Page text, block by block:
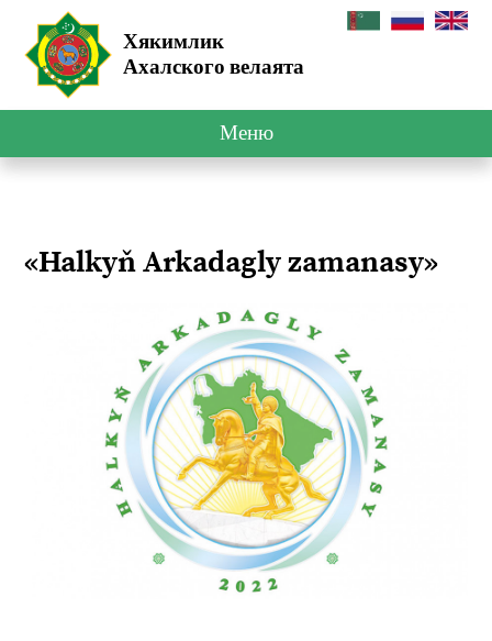
Хякимлик
Ахалского велаята
Меню
«Halkyň Arkadagly zamanasy»